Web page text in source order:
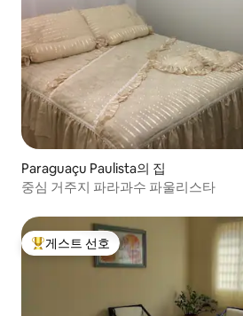
Paraguaçu Paulista의 집
중심 거주지 파라과수 파울리스타
상위 게스트 선호
게스트 선호